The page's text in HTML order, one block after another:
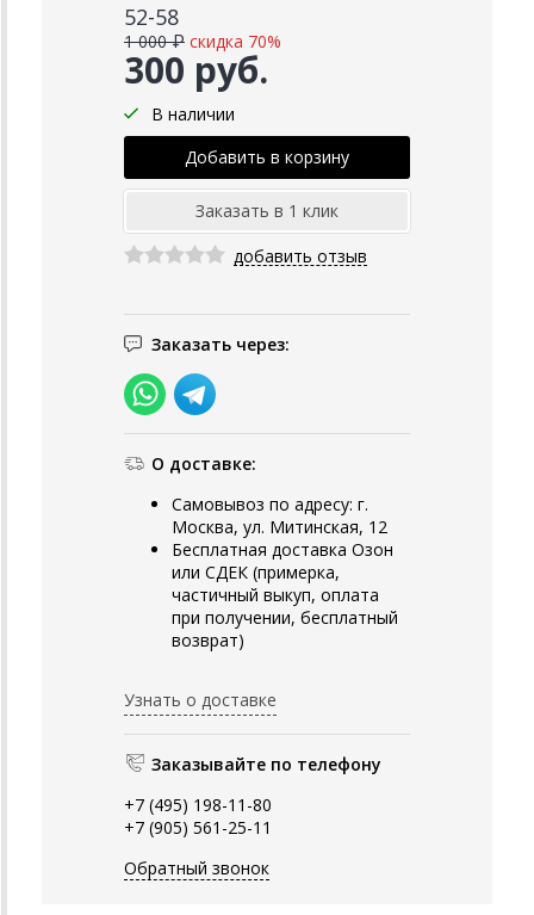
52-58
300 руб.
1 000 ₽ скидка 70%
В наличии
добавить отзыв
Заказать через:
О доставке:
Самовывоз по адресу: г.
Москва, ул. Митинская, 12
Бесплатная доставка Озон
или СДЕК (примерка,
частичный выкуп, оплата
при получении, бесплатный
возврат)
Узнать о доставке
Заказывайте по телефону
+7 (495) 198-11-80
+7 (905) 561-25-11
Обратный звонок